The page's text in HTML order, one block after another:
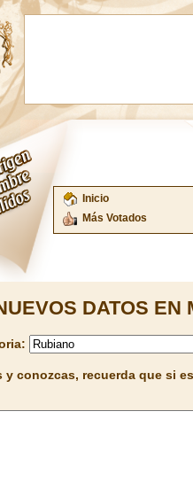
Inicio
Más Votados
DATOS EN
y conozcas, recuerda que si